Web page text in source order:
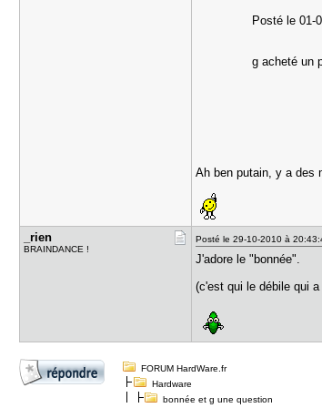
Posté le 01-
g acheté un
Ah ben putain, y a des
_rien
BRAINDANCE !
Posté le 29-10-2010 à
J'adore le "bonnée".
(c'est qui le débile qui
FORUM HardWare.fr
Hardware
bonnée et g une question